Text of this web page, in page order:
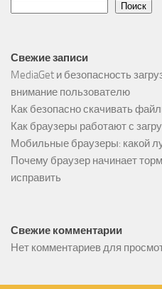
Поиск
Свежие записи
MediaGet и безопасность
внимание пользователю
Как безопасно скачивать
Как браузеры работают с
Мобильные браузеры: какой
Почему браузер начинает
исправить
Свежие комментарии
Нет комментариев для